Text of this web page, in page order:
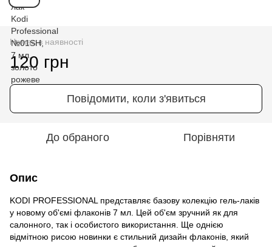
Немає в наявності
120 грн
Повідомити, коли з'явиться
До обраного Порівняти
Опис
KODI PROFESSIONAL представляє базову колекцію гель-лаків
у новому об'ємі флаконів 7 мл. Цей об'єм зручний як для
салонного, так і особистого використання. Ще однією
відмітною рисою новинки є стильний дизайн флаконів, який